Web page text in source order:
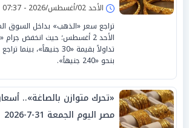
الأحد 02/أغسطس/2026 - 07:37 م
تراجع سعر «الذهب» بداخل السوق
تداولاً بقيمة «30 جنيهاً»،
بنحو «240 جنيهاً».
«تحرك متوازن بالصاغة»..
مصر اليوم الجمعة 31-7-2026